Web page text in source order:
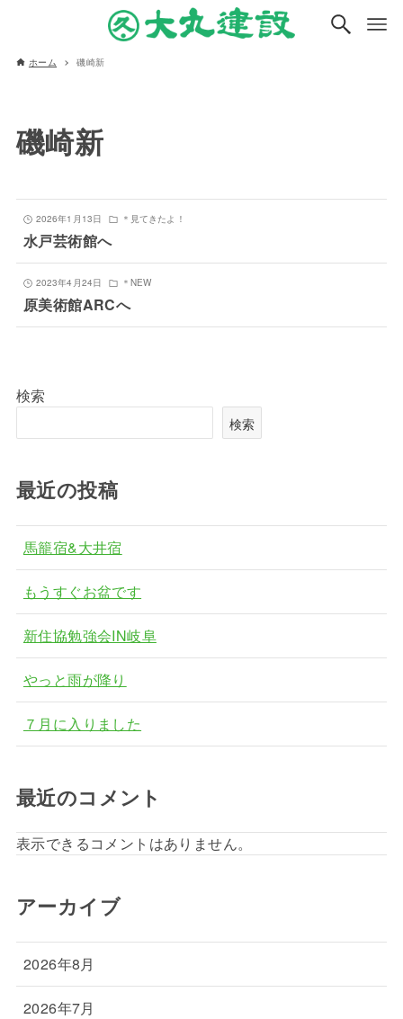
ホーム 磯崎新
磯崎新
2026年1月13日 ＊見てきたよ！
水戸芸術館へ
2023年4月24日 ＊NEW
原美術館ARCへ
検索
検索
最近の投稿
馬籠宿&大井宿
もうすぐお盆です
新住協勉強会IN岐阜
やっと雨が降り
７月に入りました
最近のコメント
表示できるコメントはありません。
アーカイブ
2026年8月
2026年7月